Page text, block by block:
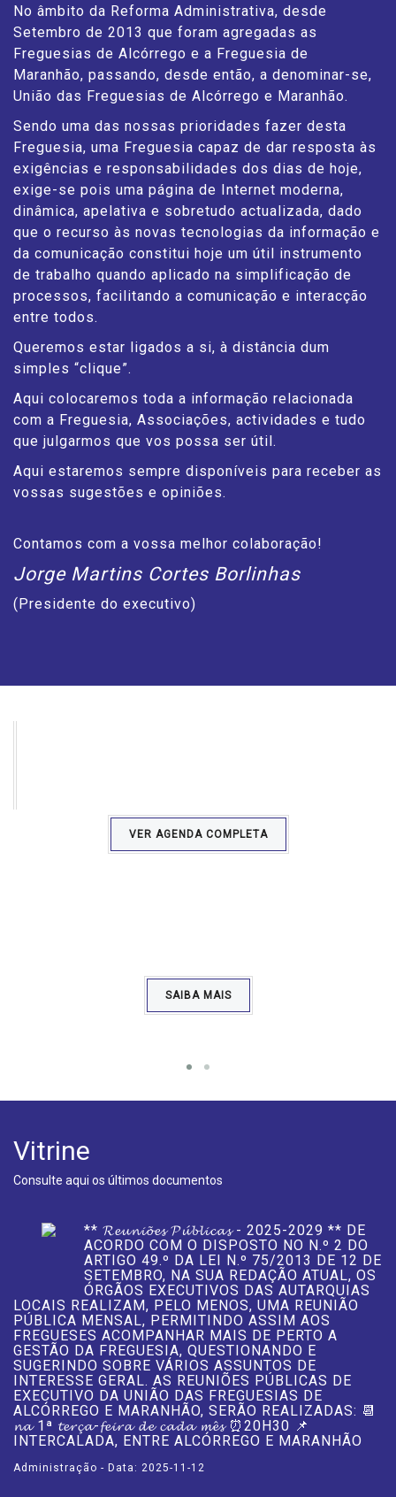
No âmbito da Reforma Administrativa, desde
Setembro de 2013 que foram agregadas as
Freguesias de Alcórrego e a Freguesia de
Maranhão, passando, desde então, a denominar-se,
União das Freguesias de Alcórrego e Maranhão.
Sendo uma das nossas prioridades fazer desta
Freguesia, uma Freguesia capaz de dar resposta às
exigências e responsabilidades dos dias de hoje,
exige-se pois uma página de Internet moderna,
dinâmica, apelativa e sobretudo actualizada, dado
que o recurso às novas tecnologias da informação e
da comunicação constitui hoje um útil instrumento
de trabalho quando aplicado na simplificação de
processos, facilitando a comunicação e interacção
entre todos.
Queremos estar ligados a si, à distância dum
simples “clique”.
Aqui colocaremos toda a informação relacionada
com a Freguesia, Associações, actividades e tudo
que julgarmos que vos possa ser útil.
Aqui estaremos sempre disponíveis para receber as
vossas sugestões e opiniões.
Contamos com a vossa melhor colaboração!
Jorge Martins Cortes Borlinhas
(Presidente do executivo)
VER AGENDA COMPLETA
SAIBA MAIS
Vitrine
Consulte aqui os últimos documentos
** 𝓡𝓮𝓾𝓷𝓲𝓸̃𝓮𝓼 𝓟𝓾́𝓫𝓵𝓲𝓬𝓪𝓼 - 2025-2029 ** DE
ACORDO COM O DISPOSTO NO N.º 2 DO
ARTIGO 49.º DA LEI N.º 75/2013 DE 12 DE
SETEMBRO, NA SUA REDAÇÃO ATUAL, OS
ÓRGÃOS EXECUTIVOS DAS AUTARQUIAS
LOCAIS REALIZAM, PELO MENOS, UMA REUNIÃO
PÚBLICA MENSAL, PERMITINDO ASSIM AOS
FREGUESES ACOMPANHAR MAIS DE PERTO A
GESTÃO DA FREGUESIA, QUESTIONANDO E
SUGERINDO SOBRE VÁRIOS ASSUNTOS DE
INTERESSE GERAL. AS REUNIÕES PÚBLICAS DE
EXECUTIVO DA UNIÃO DAS FREGUESIAS DE
ALCÓRREGO E MARANHÃO, SERÃO REALIZADAS: 📆
𝓷𝓪 1ª 𝓽𝓮𝓻𝓬̧𝓪-𝓯𝓮𝓲𝓻𝓪 𝓭𝓮 𝓬𝓪𝓭𝓪 𝓶𝓮̂𝓼 ⏰20H30 📌
INTERCALADA, ENTRE ALCÓRREGO E MARANHÃO
Administração - Data: 2025-11-12